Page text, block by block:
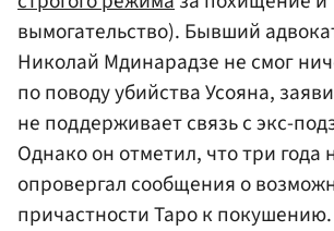
вымогательство). Бывший
Николай Мдинарадзе не смог
по поводу убийства Усояна,
не поддерживает связь с экс-
Однако он отметил, что три года
опровергал сообщения о
причастности Таро к покушению.